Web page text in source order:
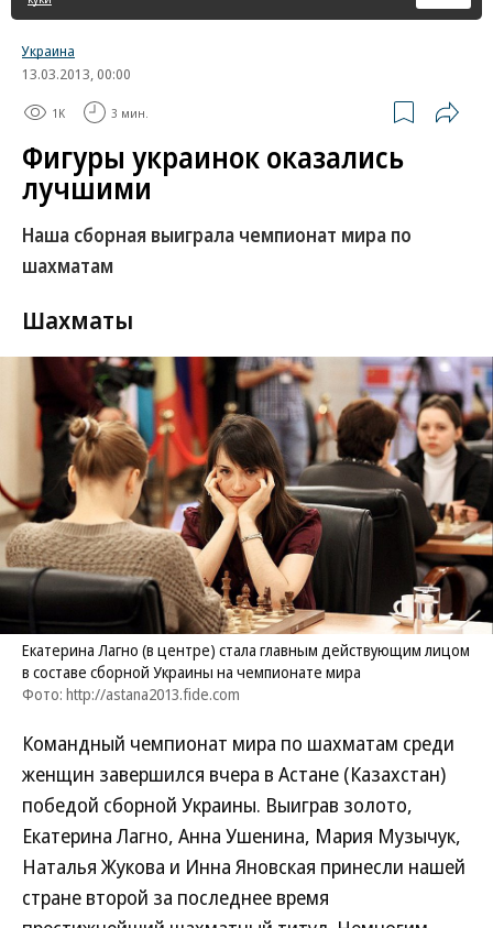
Украина
13.03.2013, 00:00
1K 3 мин.
Фигуры украинок оказались
лучшими
Наша сборная выиграла чемпионат мира по
шахматам
Шахматы
Екатерина Лагно (в центре) стала главным действующим лицом
в составе сборной Украины на чемпионате мира
Фото: http://astana2013.fide.com
Командный чемпионат мира по шахматам среди
женщин завершился вчера в Астане (Казахстан)
победой сборной Украины. Выиграв золото,
Екатерина Лагно, Анна Ушенина, Мария Музычук,
Наталья Жукова и Инна Яновская принесли нашей
стране второй за последнее время